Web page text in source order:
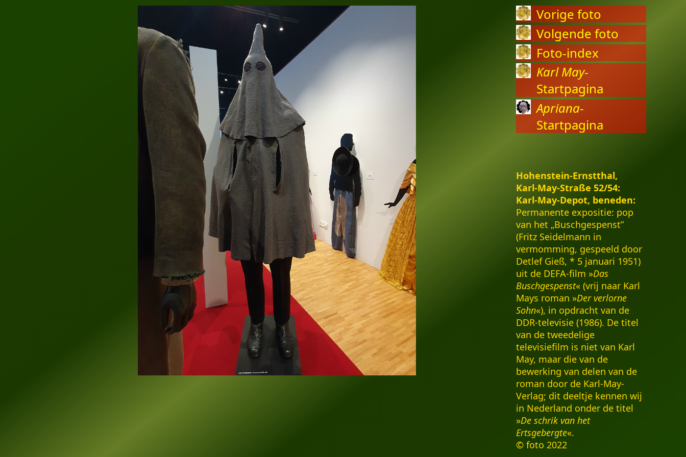
Vorige foto
Volgende foto
Foto-index
Karl May-
Startpagina
Apriana-
Startpagina
Hohenstein-Ernstthal,
Karl-May-Straße 52/54:
Karl-May-Depot, beneden:
Permanente expositie: pop
van het „Buschgespenst”
(Fritz Seidelmann in
vermomming, gespeeld door
Detlef Gieß, * 5 januari 1951)
uit de DEFA-film »Das
Buschgespenst« (vrij naar Karl
Mays roman »Der verlorne
Sohn«), in opdracht van de
DDR-televisie (1986). De titel
van de tweedelige
televisiefilm is niet van Karl
May, maar die van de
bewerking van delen van de
roman door de Karl-May-
Verlag; dit deeltje kennen wij
in Nederland onder de titel
»De schrik van het
Ertsgebergte«.
© foto 2022